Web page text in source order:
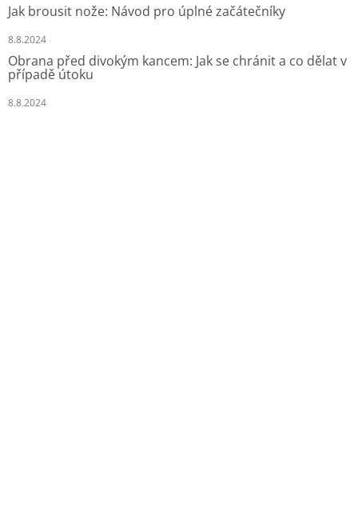
Jak brousit nože: Návod pro úplné začátečníky
8.8.2024
Obrana před divokým kancem: Jak se chránit a co dělat v
případě útoku
8.8.2024